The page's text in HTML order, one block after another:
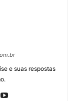
e suas respostas